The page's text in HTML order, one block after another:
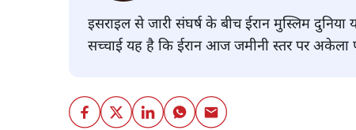
इसराइल से जारी संघर्ष के बीच ईरान मुस्लिम
सच्चाई यह है कि ईरान आज जमीनी स्तर पर अकेला